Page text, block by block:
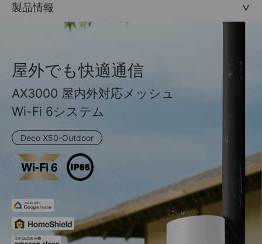
製品情報
屋外でも快適通信
AX3000 屋内外対応メッシュ
Wi-Fi 6システム
Deco X50-Outdoor